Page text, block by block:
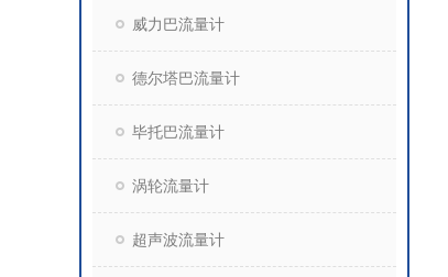
威力巴流量计
德尔塔巴流量计
毕托巴流量计
涡轮流量计
超声波流量计